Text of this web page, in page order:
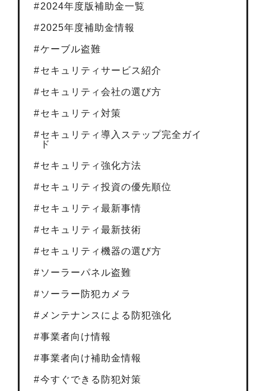
2024年度版補助金一覧
2025年度補助金情報
ケーブル盗難
セキュリティサービス紹介
セキュリティ会社の選び方
セキュリティ対策
セキュリティ導入ステップ完全ガイ
ド
セキュリティ強化方法
セキュリティ投資の優先順位
セキュリティ最新事情
セキュリティ最新技術
セキュリティ機器の選び方
ソーラーパネル盗難
ソーラー防犯カメラ
メンテナンスによる防犯強化
事業者向け情報
事業者向け補助金情報
今すぐできる防犯対策